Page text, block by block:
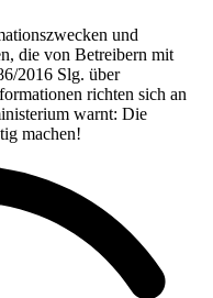
und
die von Betreibern mit
2016 Slg. über
richten sich an
warnt: Die
machen!